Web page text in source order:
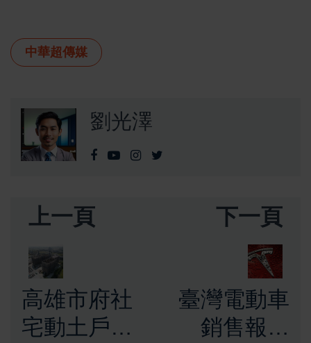
中華超傳媒
劉光澤
上一頁
高雄市府社
宅動土戶數
下一頁
臺灣電動車
銷售報告